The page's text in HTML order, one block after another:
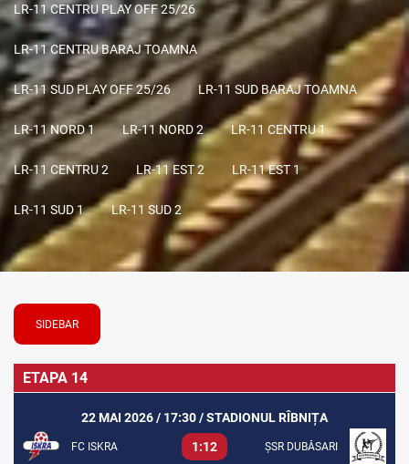
LR-11 CENTRU PLAY OFF 25/26
LR-11 CENTRU BARAJ TOAMNA
LR-11 SUD PLAY OFF 25/26 LR-11 SUD BARAJ TOAMNA
LR-11 NORD 1 LR-11 NORD 2 LR-11 CENTRU 1
LR-11 CENTRU 2 LR-11 EST 2 LR-11 EST 1
LR-11 SUD 1 LR-11 SUD 2
SIDEBAR
ETAPA 14
22 MAI 2026 / 17:30 / STADIONUL RÎBNIȚA
FC ISKRA 1:12 ȘSR DUBĂSARI